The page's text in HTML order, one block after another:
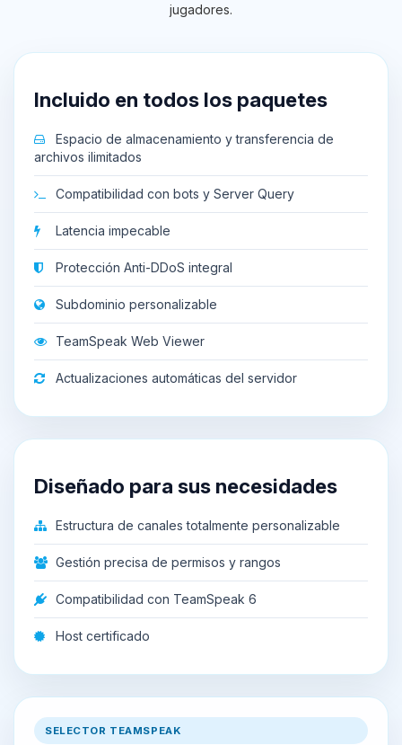
jugadores.
Incluido en todos los paquetes
Espacio de almacenamiento y transferencia de
archivos ilimitados
Compatibilidad con bots y Server Query
Latencia impecable
Protección Anti-DDoS integral
Subdominio personalizable
TeamSpeak Web Viewer
Actualizaciones automáticas del servidor
Diseñado para sus necesidades
Estructura de canales totalmente personalizable
Gestión precisa de permisos y rangos
Compatibilidad con TeamSpeak 6
Host certificado
SELECTOR TEAMSPEAK